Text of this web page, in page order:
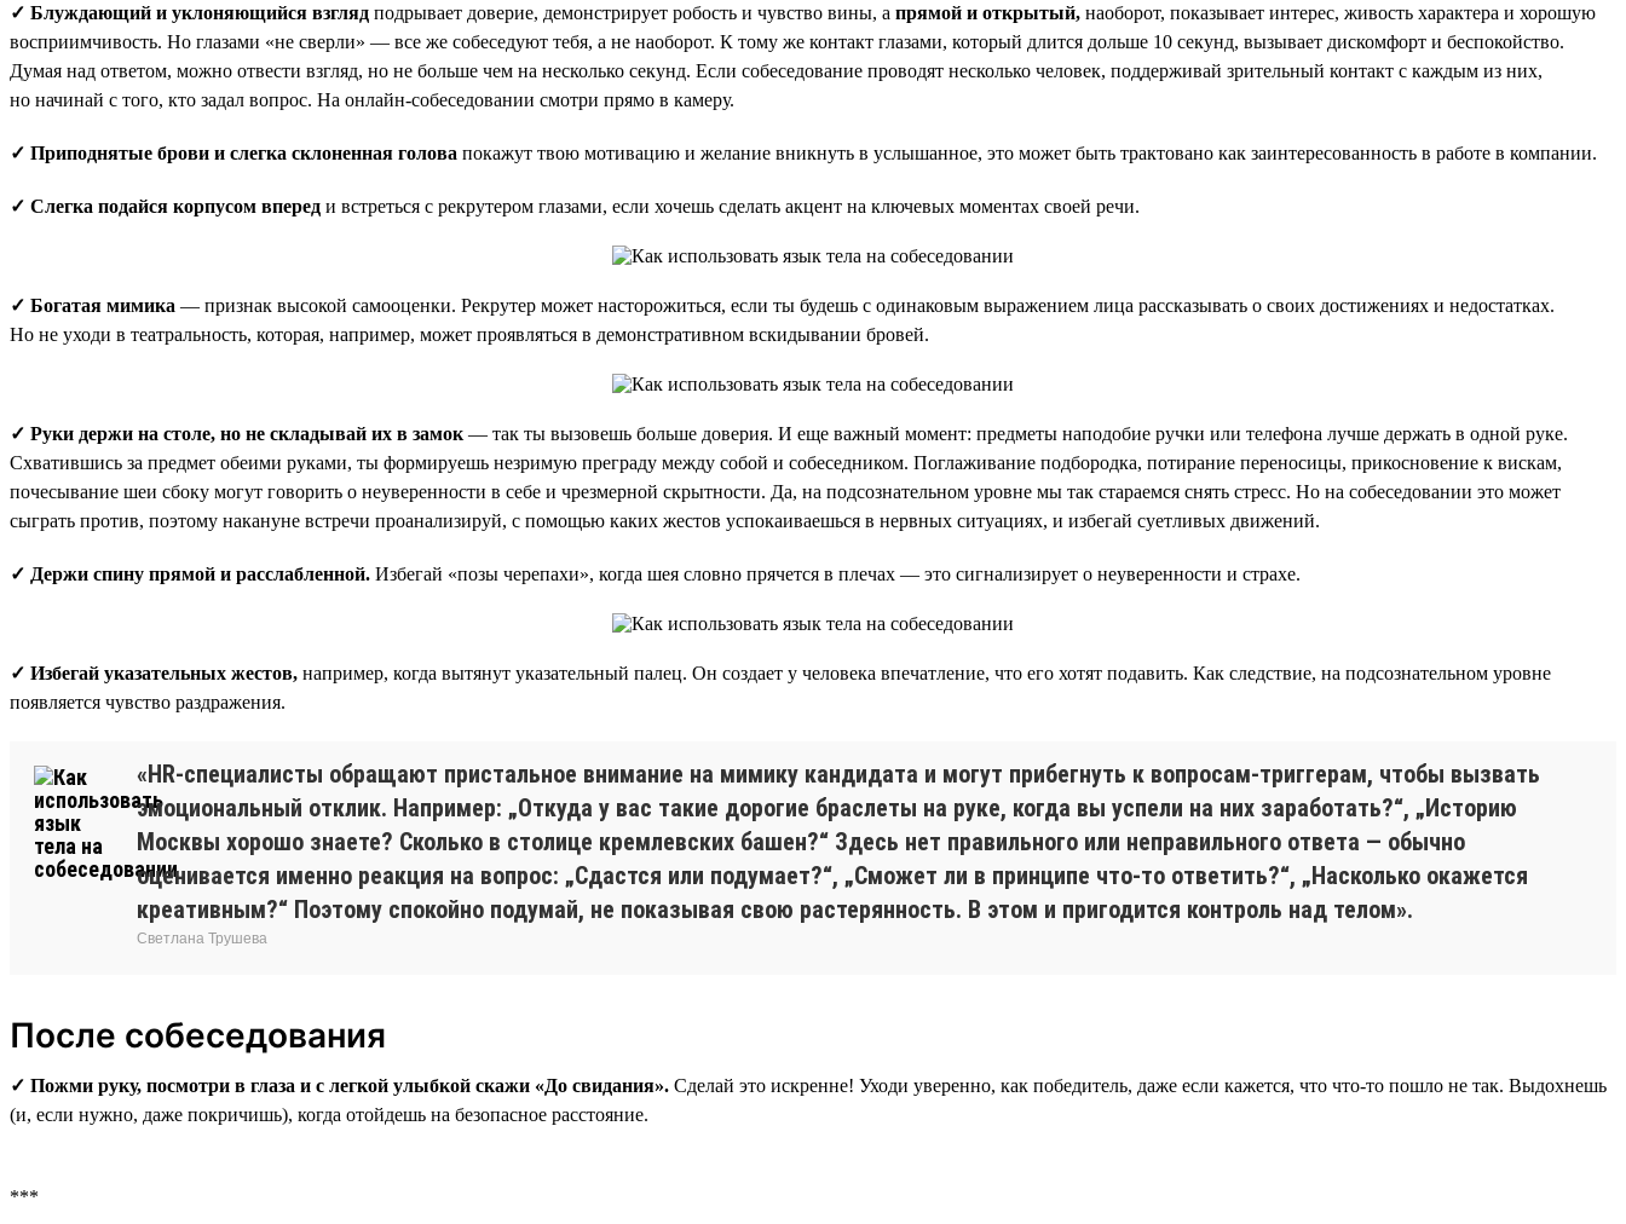
✓ Блуждающий и уклоняющийся взгляд подрывает доверие, демонстрирует робость и чувство вины, а прямой и открытый, наоборот, показывает интерес, живость характера и хорошую
восприимчивость. Но глазами «не сверли» — все же собеседуют тебя, а не наоборот. К тому же контакт глазами, который длится дольше 10 секунд, вызывает дискомфорт и беспокойство.
Думая над ответом, можно отвести взгляд, но не больше чем на несколько секунд. Если собеседование проводят несколько человек, поддерживай зрительный контакт с каждым из них,
но начинай с того, кто задал вопрос. На онлайн-собеседовании смотри прямо в камеру.
✓ Приподнятые брови и слегка склоненная голова покажут твою мотивацию и желание вникнуть в услышанное, это может быть трактовано как заинтересованность в работе в компании.
✓ Слегка подайся корпусом вперед и встреться с рекрутером глазами, если хочешь сделать акцент на ключевых моментах своей речи.
✓ Богатая мимика — признак высокой самооценки. Рекрутер может насторожиться, если ты будешь с одинаковым выражением лица рассказывать о своих достижениях и недостатках.
Но не уходи в театральность, которая, например, может проявляться в демонстративном вскидывании бровей.
✓ Руки держи на столе, но не складывай их в замок — так ты вызовешь больше доверия. И еще важный момент: предметы наподобие ручки или телефона лучше держать в одной руке.
Схватившись за предмет обеими руками, ты формируешь незримую преграду между собой и собеседником. Поглаживание подбородка, потирание переносицы, прикосновение к вискам,
почесывание шеи сбоку могут говорить о неуверенности в себе и чрезмерной скрытности. Да, на подсознательном уровне мы так стараемся снять стресс. Но на собеседовании это может
сыграть против, поэтому накануне встречи проанализируй, с помощью каких жестов успокаиваешься в нервных ситуациях, и избегай суетливых движений.
✓ Держи спину прямой и расслабленной. Избегай «позы черепахи», когда шея словно прячется в плечах — это сигнализирует о неуверенности и страхе.
✓ Избегай указательных жестов, например, когда вытянут указательный палец. Он создает у человека впечатление, что его хотят подавить. Как следствие, на подсознательном уровне
появляется чувство раздражения.
«HR-специалисты обращают пристальное внимание на мимику кандидата и могут прибегнуть к вопросам-триггерам, чтобы вызвать
эмоциональный отклик. Например: „Откуда у вас такие дорогие браслеты на руке, когда вы успели на них заработать?“, „Историю
Москвы хорошо знаете? Сколько в столице кремлевских башен?“ Здесь нет правильного или неправильного ответа — обычно
оценивается именно реакция на вопрос: „Сдастся или подумает?“, „Сможет ли в принципе что-то ответить?“, „Насколько окажется
креативным?“ Поэтому спокойно подумай, не показывая свою растерянность. В этом и пригодится контроль над телом».
Светлана Трушева
После собеседования
✓ Пожми руку, посмотри в глаза и с легкой улыбкой скажи «До свидания». Сделай это искренне! Уходи уверенно, как победитель, даже если кажется, что что-то пошло не так. Выдохнешь
(и, если нужно, даже покричишь), когда отойдешь на безопасное расстояние.
***